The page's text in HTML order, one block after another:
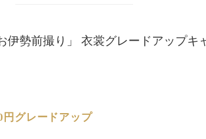
伊勢前撮り」 衣裳グレードアップキ
グレードアップ